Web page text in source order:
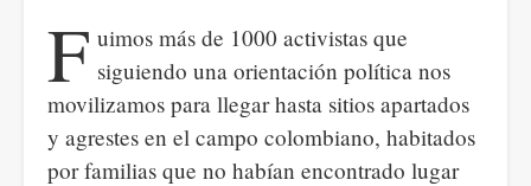
F uimos más de 1000 activistas que
siguiendo una orientación política nos
movilizamos para llegar hasta sitios apartados
y agrestes en el campo colombiano, habitados
por familias que no habían encontrado lugar